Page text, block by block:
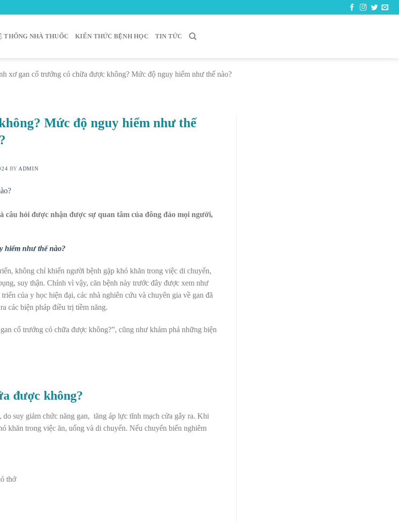
THỐNG NHÀ THUỐC KIẾN THỨC BỆNH HỌC TIN TỨC
xơ gan cổ trướng có chữa được không? Mức độ nguy hiểm như thế nào?
Mức độ nguy hiểm như thế
BY ADMIN
hỏi được nhận được sự quan tâm của đông đảo mọi người,
hiểm như thế nào?
không chỉ khiến người bệnh gặp khó khăn trong việc di chuyển,
suy thận. Chính vì vậy, căn bệnh này trước đây được xem như
của y học hiện đại, các nhà nghiên cứu và chuyên gia về gan đã
các biện pháp điều trị tiềm năng.
cổ trướng có chữa được không?”, cũng như khám phá những biện
được không?
suy giảm chức năng gan, tăng áp lực tĩnh mạch cửa gây ra. Khi
khăn trong việc ăn, uống và di chuyển. Nếu chuyển biến nghiêm
thở